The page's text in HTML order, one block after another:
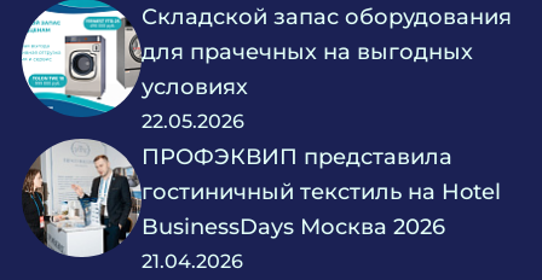
Складской запас оборудования
для прачечных на выгодных
условиях
22.05.2026
ПРОФЭКВИП представила
гостиничный текстиль на Hotel
BusinessDays Москва 2026
21.04.2026